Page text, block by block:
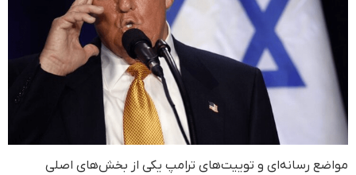
مواضع رسانه‌ای و توییت‌های ترامپ یکی از بخش‌های اصلی